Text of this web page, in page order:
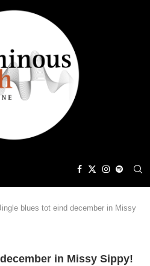
blues tot eind december in Missy
in Missy Sippy!